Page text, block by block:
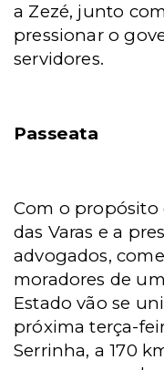
a Zezé, junto
pressionar o
servidores.
Passeata
Com o
das Varas e a
advogados,
moradores de
Estado vão se
próxima terça-
Serrinha, a 170